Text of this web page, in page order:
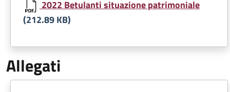
2022 Betulanti situazione patrimoniale
(212.89 KB)
Allegati
Document